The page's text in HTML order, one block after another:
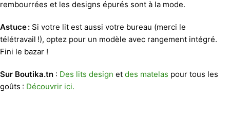
rembourrées et les designs épurés sont à la mode.
Astuce : Si votre lit est aussi votre bureau (merci le
télétravail !), optez pour un modèle avec rangement intégré.
Fini le bazar !
Sur Boutika.tn : Des lits design et des matelas pour tous les
goûts : Découvrir ici.